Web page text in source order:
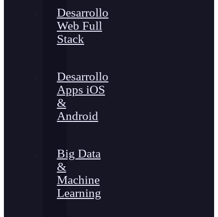
Desarrollo
Web Full
Stack
Desarrollo
Apps iOS
&
Android
Big Data
&
Machine
Learning